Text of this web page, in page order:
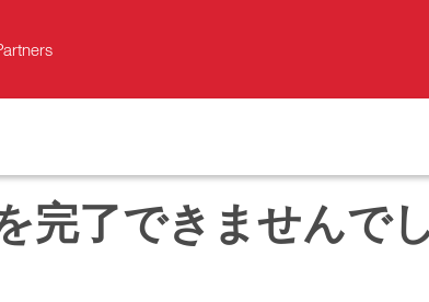
完了できませんで